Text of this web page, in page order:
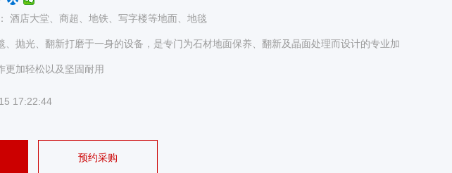
酒店大堂、商超、地铁、写字楼等地面、地毯
、抛光、翻新打磨于一身的设备，是专门为石材地面保养、翻新及晶面处理而设计的专业加
更加轻松以及坚固耐用
17:22:44
预约采购